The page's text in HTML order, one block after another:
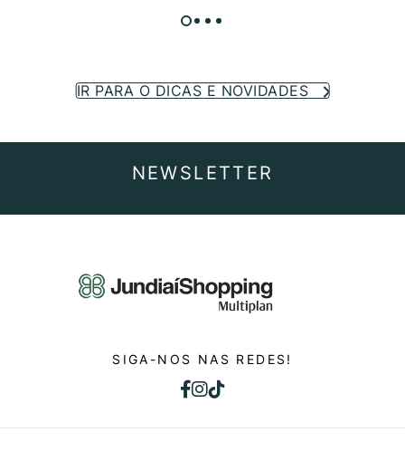
IR PARA O DICAS E NOVIDADES
NEWSLETTER
SIGA-NOS NAS REDES!